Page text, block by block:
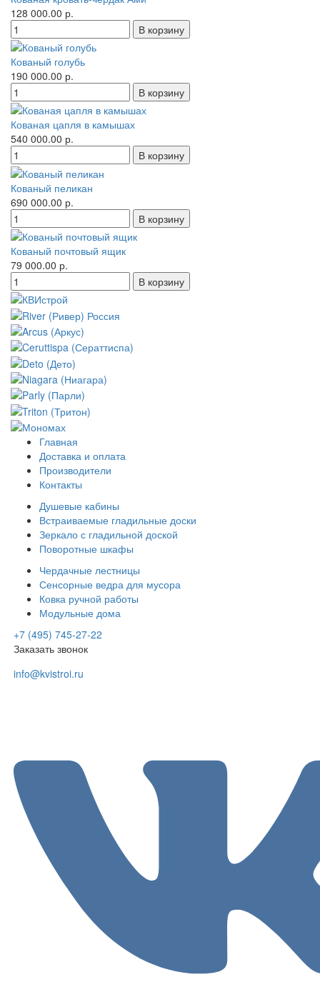
128 000.00 р.
Кованый голубь
190 000.00 р.
Кованая цапля в камышах
540 000.00 р.
Кованый пеликан
690 000.00 р.
Кованый почтовый ящик
79 000.00 р.
Главная
Доставка и оплата
Производители
Контакты
Душевые кабины
Встраиваемые гладильные доски
Зеркало с гладильной доской
Поворотные шкафы
Чердачные лестницы
Сенсорные ведра для мусора
Ковка ручной работы
Модульные дома
+7 (495) 745-27-22
Заказать звонок
info@kvistroi.ru